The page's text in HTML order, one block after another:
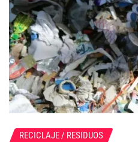
RECICLAJE / RESIDUOS